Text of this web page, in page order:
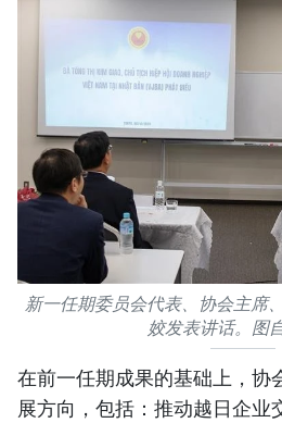
新一任期委员会代表、协会主席
姣发表讲话。图
在前一任期成果的基础上，协
展方向，包括：推动越日企业